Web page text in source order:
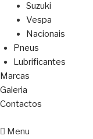
Suzuki
Vespa
Nacionais
Pneus
Lubrificantes
Marcas
Galeria
Contactos
Menu